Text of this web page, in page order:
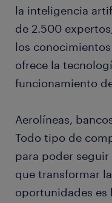
la inteligencia
de 2.500
los
ofrece la
funcionamiento
Aerolíneas,
Todo tipo de
para poder seguir
que transformar
oportunidades es